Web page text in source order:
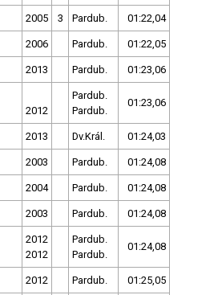
2005 3 Pardub. 01:22,04
2006 Pardub. 01:22,05
2013 Pardub. 01:23,06
2012
Pardub.
Pardub.
01:23,06
2013 Dv.Král. 01:24,03
2003 Pardub. 01:24,08
2004 Pardub. 01:24,08
2003 Pardub. 01:24,08
2012
2012
Pardub.
Pardub.
01:24,08
2012 Pardub. 01:25,05